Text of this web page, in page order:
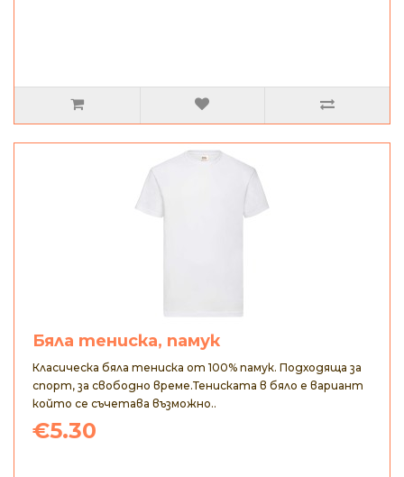
Бяла тениска, памук
Класическа бяла тениска от 100% памук. Подходяща за
спорт, за свободно време.Тениската в бяло е вариант
който се съчетава възможно..
€5.30